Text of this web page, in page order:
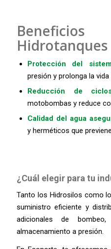
Hidrotanques
Protección del
presión y prolonga la
Reducción de
motobombas y reduce
Calidad del agua
y herméticos que
¿Cuál elegir para tu
Tanto los Hidrosilos como
suministro eficiente y
adicionales de
almacenamiento a presión.